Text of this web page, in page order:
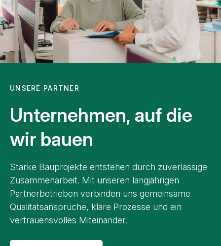
UNSERE PARTNER
Unternehmen, auf die
wir bauen
Starke Bauprojekte entstehen durch zuverlässige
Zusammenarbeit. Mit unseren langjährigen
Partnerbetrieben verbinden uns gemeinsame
Qualitätsansprüche, klare Prozesse und ein
vertrauensvolles Miteinander.